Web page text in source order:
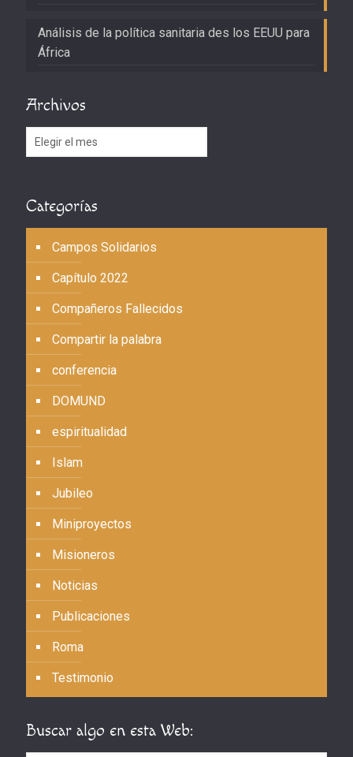
Análisis de la política sanitaria des los EEUU para
África
Archivos
Archivos
Categorías
Campos Solidarios
Capítulo 2022
Compañeros Fallecidos
Compartir la palabra
conferencia
DOMUND
espiritualidad
Islam
Jubileo
Miniproyectos
Misioneros
Noticias
Publicaciones
Roma
Testimonio
Buscar algo en esta Web: